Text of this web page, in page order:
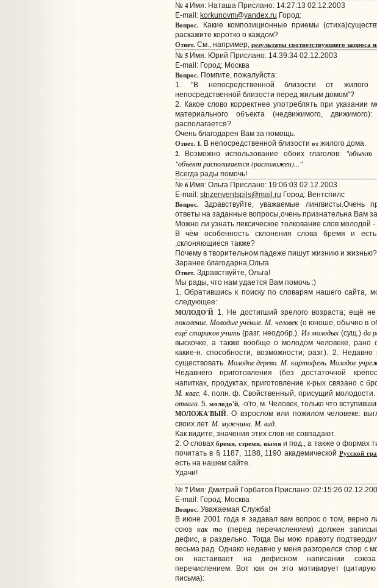
№ 4Имя: Наташа Прислано: 14:27:13 02.12.2003
E-mail: korkunovm@yandex.ru Город:
Вопрос.Какие композиционные приемы
раскажите коротко о каждом?
Ответ.См., например, результаты соответствующего запроса
№ 5Имя: Юрий Прислано: 14:39:34 02.12.2003
E-mail: Город: Москва
Вопрос.Помгите, пожалуйста:
1. "В непосредственной близости от
непосредственной близости перед жилым домом"?
2. Какое слово корректнее употреблять при указании
материального объекта (недвижимого,
располагается?
Очень благодарен Вам за помощь.
Ответ. 1.В непосредственной близости отжилого дома.
2. Возможно использование обоих глаголов: "объект
"объект располагается (расположен)..."
Всегда рады помочь!
№ 6Имя: Ольга Прислано: 19:06:03 02.12.2003
E-mail: strizenventspils@mail.ru Город: Вентспилс
Вопрос.Здравствуйте, уважаемые лингвисты.Очень
ответы на заданные вопросы,очень признательна Вам
Можно ли узнать лексическое толкование слов молодой
В чём особенность склонения слова бремя и
,склоняющиеся также?
Почему в творительном падеже пишут жизнию и жизнью?
Заранее благодарна,Ольга
Ответ.Здравствуйте, Ольга!
Мы рады, что нам удается Вам помочь :)
1. Обратившись к поиску по словарям нашего сайта,
следующее:
МОЛОДО'Й1. Не достигший зрелого возраста; ещё
поколение. Молодые учёные. М. человек(о юноше, обычно в
ещё стариков учить (разг. неодобр.). Из молодых(сущ.) да
выскочке, а также вообще о молодом человеке, рано
какие-н. способности, возможности; разг.). 2.
существовать. Молодое дерево. М. картофель. Молодое
Недавнего приготовления (без достаточной
напитках, продуктах, приготовление к-рых связано с
М. квас. 4. полн. ф. Свойственный, присущий
отвага. 5. молодо'й,-о'го, м. Человек, только что
МОЛОЖА'ВЫЙ. О взрослом или пожилом человеке:
своих лет. М. мужчина. М. вид.
Как видите, значения этих слов не совпадают.
2. О словахбремя, стремя, вымя и под., а также о формах
почитать в § 1187, 1188, 1190 академической Русской
есть на нашем сайте.
Удачи!
№ 7Имя: Дмитрий Горбатов Прислано: 02:15:26
E-mail: Город: Москва
Вопрос.Уважаемая Служба!
В июне 2001 года я задавал вам вопрос о том, верно
союзкак то (перед перечислением) должен
дефис, а раздельно. Тогда Вы мою правоту
весьма рад. Однако недавно у меня разгорелся спор с
он настаивает на дефисном написании
перечислением. Вот как он это мотивирует
письма):